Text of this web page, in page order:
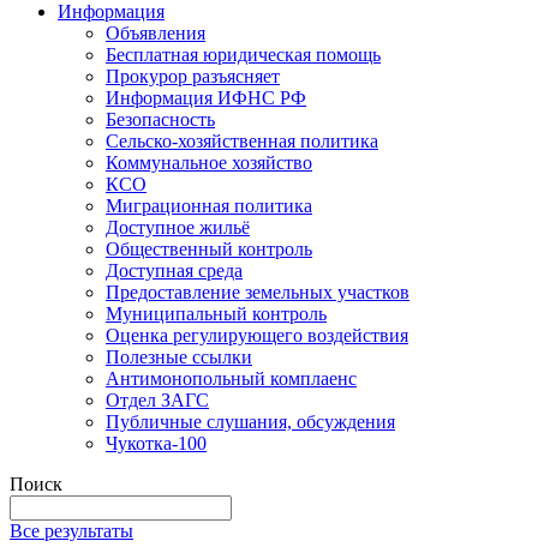
Информация
Объявления
Бесплатная юридическая помощь
Прокурор разъясняет
Информация ИФНС РФ
Безопасность
Сельско-хозяйственная политика
Коммунальное хозяйство
КСО
Миграционная политика
Доступное жильё
Общественный контроль
Доступная среда
Предоставление земельных участков
Муниципальный контроль
Оценка регулирующего воздействия
Полезные ссылки
Антимонопольный комплаенс
Отдел ЗАГС
Публичные слушания, обсуждения
Чукотка-100
Поиск
Все результаты